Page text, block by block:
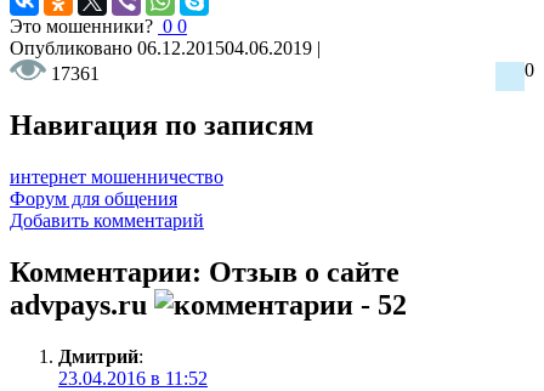
Это мошенники? 0 0
Опубликовано 06.12.201504.06.2019 |
17361
0
Навигация по записям
интернет мошенничество
Форум для общения
Добавить комментарий
Комментарии: Отзыв о сайте
advpays.ru
- 52
Дмитрий:
23.04.2016 в 11:52